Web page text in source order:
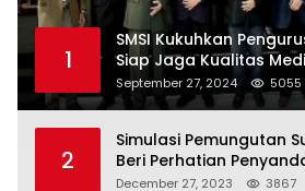
1
SMSI Kukuhkan
Siap Jaga Kualitas
Indonesia
September 27, 2024 5055
2
Simulasi Pemungutan
Beri Perhatian
December 27, 2023 3867